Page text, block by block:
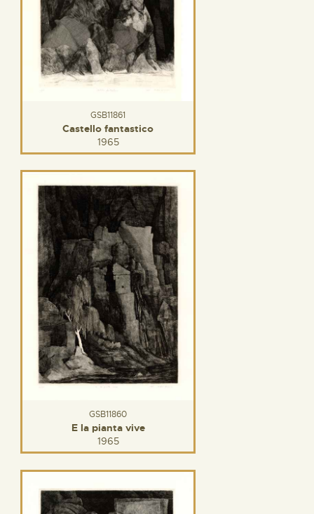
GSB11861
Castello fantastico
1965
GSB11860
E la pianta vive
1965